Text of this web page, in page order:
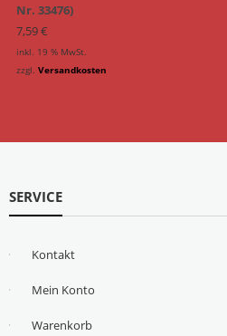
Nr. 33476)
7,59€
inkl. 19 % MwSt.
zzgl. Versandkosten
SERVICE
Kontakt
Mein Konto
Warenkorb